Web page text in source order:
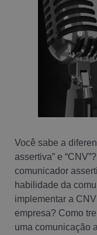
Você sabe a
assertiva” e
comunicador
habilidade da
implementar a
empresa? Como
uma comunicação